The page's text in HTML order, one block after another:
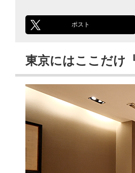
ポスト
東京にはここだけ